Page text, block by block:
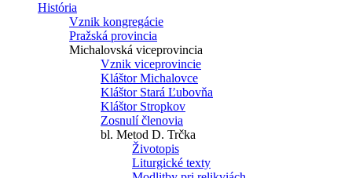
História
Vznik kongregácie
Pražská provincia
Michalovská viceprovincia
Vznik viceprovincie
Kláštor Michalovce
Kláštor Stará Ľubovňa
Kláštor Stropkov
Zosnulí členovia
bl. Metod D. Trčka
Životopis
Liturgické texty